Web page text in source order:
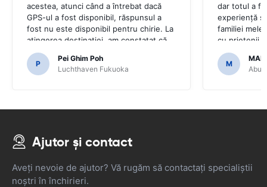
acestea, atunci când a întrebat dacă
GPS-ul a fost disponibil, răspunsul a
fost nu este disponibil pentru chirie. La
atingerea destinației, am constatat că
mașina a venit cu GPS.Ar fi fost
groaznic dacă am fi decis să cumpărăm
un GPS așa cum era necesar pentru a
P
Pei Ghim Poh
Luchthaven Fukuoka
dar totul a
experiență
familiei mele
cu prietenii
mulțumim
ușoară.
M
Abu
Ajutor și contact
Aveți nevoie de ajutor? Vă rugăm să contactați specialiștii
noștri în închirieri.